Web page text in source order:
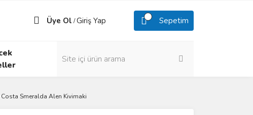
Üye Ol /Giriş Yap Sepetim
Smeralda Alen Kivimaki